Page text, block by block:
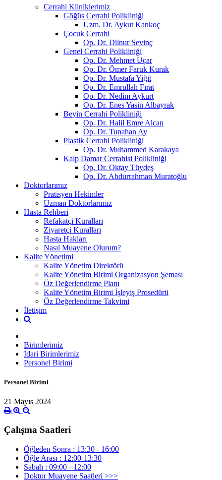
Cerrahi Kliniklerimiz
Göğüs Cerrahi Polikliniği
Uzm. Dr. Aykut Kankoç
Çocuk Cerrahi
Op. Dr. Dilnur Sevinç
Genel Cerrahi Polikliniği
Op. Dr. Mehmet Uçar
Op. Dr. Ömer Faruk Kurak
Op. Dr. Mustafa Yiğit
Op. Dr. Emrullah Fırat
Op. Dr. Nedim Aykurt
Op. Dr. Enes Yasin Albayrak
Beyin Cerrahi Polikliniği
Op. Dr. Halil Emre Alcan
Op. Dr. Tunahan Ay
Plastik Cerrahi Polikliniği
Op. Dr. Muhammed Karakaya
Kalp Damar Cerrahisi Polikliniği
Op. Dr. Oktay Tüydeş
Op. Dr. Abdurrahman Muratoğlu
Doktorlarımız
Pratisyen Hekimler
Uzman Doktorlarımız
Hasta Rehberi
Refakatçi Kuralları
Ziyaretçi Kuralları
Hasta Hakları
Nasıl Muayene Olurum?
Kalite Yönetimi
Kalite Yönetim Direktörü
Kalite Yönetim Birimi Organizasyon Şeması
Öz Değerlendirme Planı
Kalite Yönetim Birimi İşleyiş Prosedürü
Öz Değerlendirme Takvimi
İletişim
Birimlerimiz
İdari Birimlerimiz
Personel Birimi
Personel Birimi
21 Mayıs 2024
Çalışma Saatleri
Öğleden Sonra : 13:30 - 16:00
Öğle Arası : 12:00-13:30
Sabah : 09:00 - 12:00
Doktor Muayene Saatleri >>>